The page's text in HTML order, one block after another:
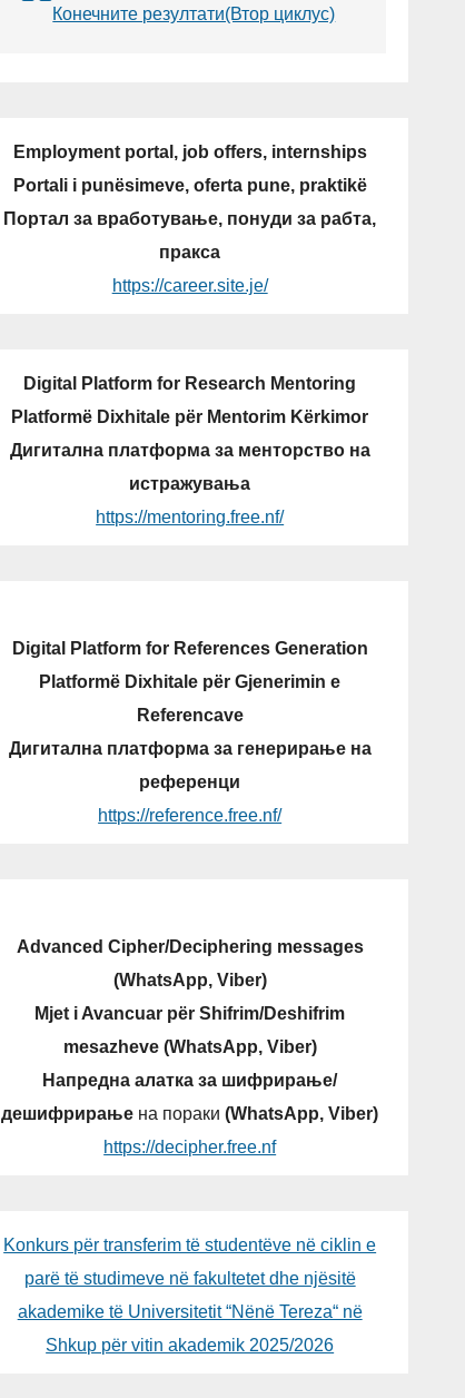
Конечните резултати(Втор циклус)
Employment portal, job offers, internships
Portali i punësimeve, oferta pune, praktikë
Портал за вработување, понуди за рабта,
пракса
https://career.site.je/
Digital Platform for Research Mentoring
Platformë Dixhitale për Mentorim Kërkimor
Дигитална платформа за менторство на
истражувања
https://mentoring.free.nf/
Digital Platform for References Generation
Platformë Dixhitale për Gjenerimin e
Referencave
Дигитална платформа за генерирање на
референци
https://reference.free.nf/
Advanced Cipher/Deciphering messages
(WhatsApp, Viber)
Mjet i Avancuar për Shifrim/Deshifrim
mesazheve (WhatsApp, Viber)
Напредна алатка за шифрирање/
дешифрирање на пораки(WhatsApp, Viber)
https://decipher.free.nf
Konkurs për transferim të studentëve në ciklin e
parë të studimeve në fakultetet dhe njësitë
akademike të Universitetit “Nënë Tereza“ në
Shkup për vitin akademik 2025/2026